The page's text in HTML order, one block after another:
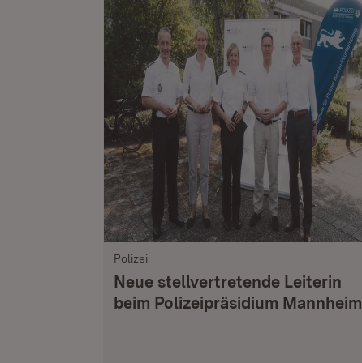
Polizei
Neue stellvertretende Leiterin
beim Polizeipräsidium Mannheim